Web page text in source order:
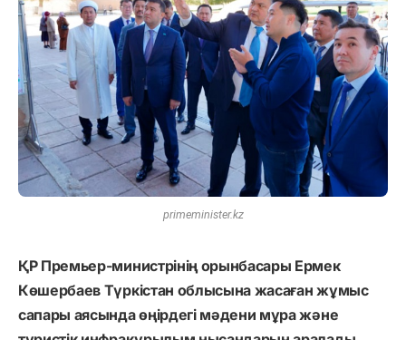
primeminister.kz
ҚР Премьер-министрінің орынбасары Ермек
Көшербаев Түркістан облысына жасаған жұмыс
сапары аясында өңірдегі мәдени мұра және